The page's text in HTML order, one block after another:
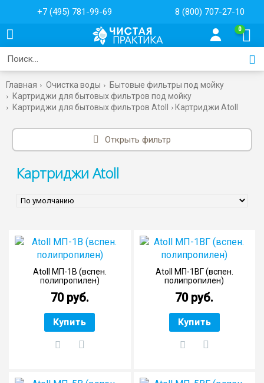
+7 (495) 781-99-69 8 (800) 707-27-10
0
Главная Очистка воды
Бытовые фильтры под мойку
Картриджи для бытовых фильтров под мойку
Картриджи для бытовых фильтров Atoll
Картриджи Atoll
Открыть фильтр
Картриджи Atoll
Atoll МП-1В (вспен.
полипропилен)
70 руб.
Купить
Atoll МП-1ВГ (вспен.
полипропилен)
70 руб.
Купить